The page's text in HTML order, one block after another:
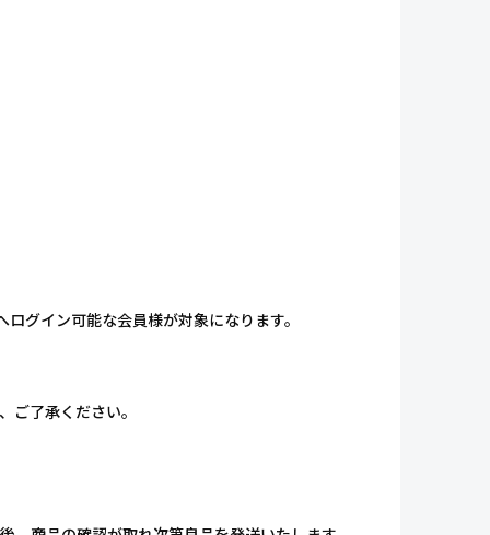
グイン可能な会員様が対象になります。
了承ください。